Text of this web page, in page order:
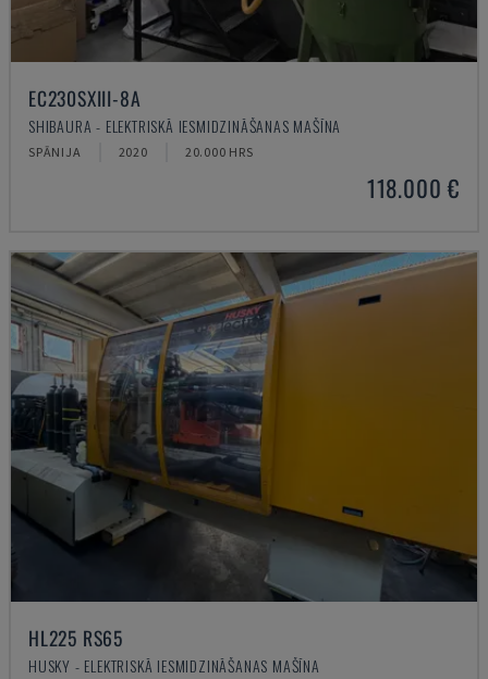
EC230SXIII-8A
SHIBAURA - ELEKTRISKĀ IESMIDZINĀŠANAS MAŠĪNA
SPĀNIJA 2020 20.000 HRS
118.000 €
HL225 RS65
HUSKY - ELEKTRISKĀ IESMIDZINĀŠANAS MAŠĪNA